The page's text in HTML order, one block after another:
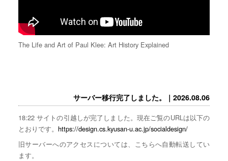
The Life and Art of Paul Klee: Art History Explained
サーバー移行完了しました。｜2026.08.06
18:22 サイトの引越しが完了しました。現在ご覧のURLは以下の
とおりです。 https://design.cs.kyusan-u.ac.jp/socialdesign/
旧サーバーへのアクセスについては、こちらへ自動転送してい
ます。